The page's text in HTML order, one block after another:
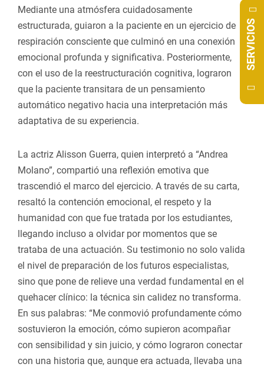
Mediante una atmósfera cuidadosamente
estructurada, guiaron a la paciente en un ejercicio de
respiración consciente que culminó en una conexión
emocional profunda y significativa. Posteriormente,
con el uso de la reestructuración cognitiva, lograron
que la paciente transitara de un pensamiento
automático negativo hacia una interpretación más
adaptativa de su experiencia.
La actriz Alisson Guerra, quien interpretó a “Andrea
Molano”, compartió una reflexión emotiva que
trascendió el marco del ejercicio. A través de su carta,
resaltó la contención emocional, el respeto y la
humanidad con que fue tratada por los estudiantes,
llegando incluso a olvidar por momentos que se
trataba de una actuación. Su testimonio no solo valida
el nivel de preparación de los futuros especialistas,
sino que pone de relieve una verdad fundamental en el
quehacer clínico: la técnica sin calidez no transforma.
En sus palabras: “Me conmovió profundamente cómo
sostuvieron la emoción, cómo supieron acompañar
con sensibilidad y sin juicio, y cómo lograron conectar
con una historia que, aunque era actuada, llevaba una
SERVICIOS